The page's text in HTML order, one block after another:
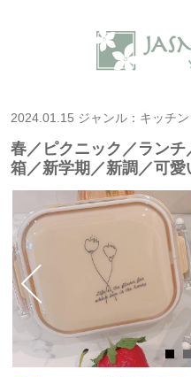
2024.01.15 ジャンル：キッチン
春／ピクニック／ラン
箱／新学期／新調／可